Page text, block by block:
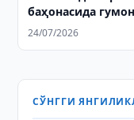
баҳонасида
24/07/2026
СЎНГГИ